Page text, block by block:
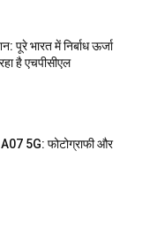
पूरे भारत में निर्बाध ऊर्जा
है एचपीसीएल
5G: फोटोग्राफी और